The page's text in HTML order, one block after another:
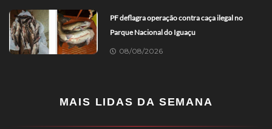
PF deflagra operação contra caça ilegal no
Parque Nacional do Iguaçu
08/08/2026
MAIS LIDAS DA SEMANA